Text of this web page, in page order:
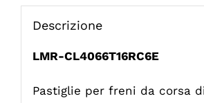
Descrizione
LMR-CL4066T16RC6E
Pastiglie per freni da corsa